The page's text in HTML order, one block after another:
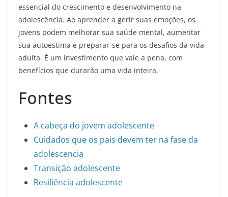
essencial do crescimento e desenvolvimento na
adolescência. Ao aprender a gerir suas emoções, os
jovens podem melhorar sua saúde mental, aumentar
sua autoestima e preparar-se para os desafios da vida
adulta. É um investimento que vale a pena, com
benefícios que durarão uma vida inteira.
Fontes
A cabeça do jovem adolescente
Cuidados que os pais devem ter na fase da
adolescencia
Transição adolescente
Resiliência adolescente